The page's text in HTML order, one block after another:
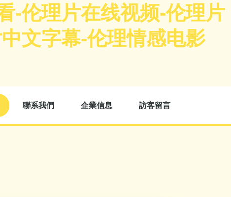
-伦理片在线视频-伦理片
文字幕-伦理情感电影
聯系我們 企業信息 訪客留言